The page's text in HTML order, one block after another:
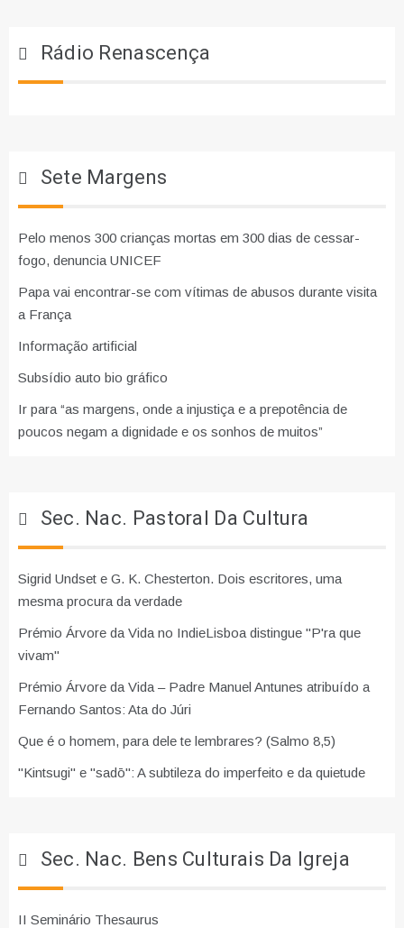
Rádio Renascença
Sete Margens
Pelo menos 300 crianças mortas em 300 dias de cessar-
fogo, denuncia UNICEF
Papa vai encontrar-se com vítimas de abusos durante visita
a França
Informação artificial
Subsídio auto bio gráfico
Ir para “as margens, onde a injustiça e a prepotência de
poucos negam a dignidade e os sonhos de muitos”
Sec. Nac. Pastoral Da Cultura
Sigrid Undset e G. K. Chesterton. Dois escritores, uma
mesma procura da verdade
Prémio Árvore da Vida no IndieLisboa distingue "P'ra que
vivam"
Prémio Árvore da Vida – Padre Manuel Antunes atribuído a
Fernando Santos: Ata do Júri
Que é o homem, para dele te lembrares? (Salmo 8,5)
"Kintsugi" e "sadō": A subtileza do imperfeito e da quietude
Sec. Nac. Bens Culturais Da Igreja
II Seminário Thesaurus